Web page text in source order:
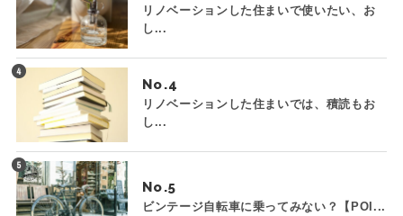
リノベーションした住まいで使いたい、お
し...
No.
リノベーションした住まいでは、積読もお
し...
No.
ビンテージ自転車に乗ってみない？【POI...